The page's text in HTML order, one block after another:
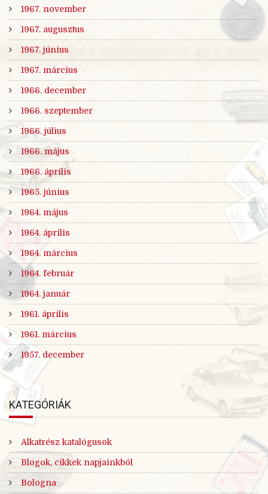
1967. november
1967. augusztus
1967. június
1967. március
1966. december
1966. szeptember
1966. július
1966. május
1966. április
1965. június
1964. május
1964. április
1964. március
1964. február
1964. január
1961. április
1961. március
1957. december
KATEGÓRIÁK
Alkatrész katalógusok
Blogok, cikkek napjainkból
Bologna